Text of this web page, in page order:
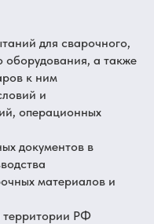
для сварочного,
оборудования, а также
к ним
и
операционных
документов в
материалов и
территории РФ